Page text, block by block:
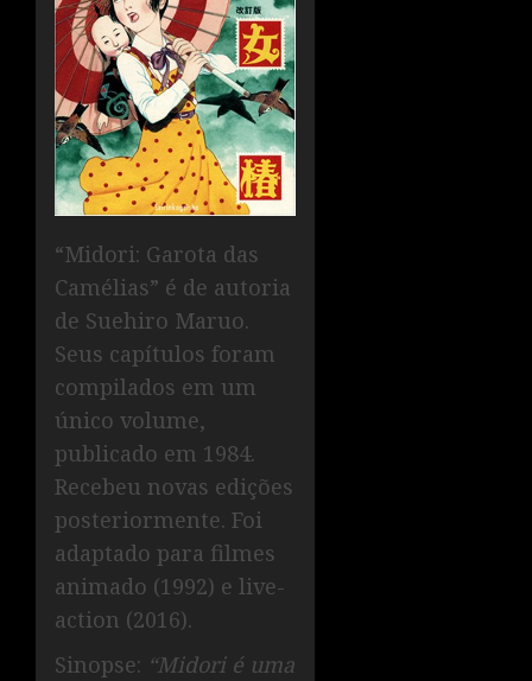
“Midori: Garota das
Camélias” é de autoria
de Suehiro Maruo.
Seus capítulos foram
compilados em um
único volume,
publicado em 1984.
Recebeu novas edições
posteriormente. Foi
adaptado para filmes
animado (1992) e live-
action (2016).
Sinopse: “Midori é uma